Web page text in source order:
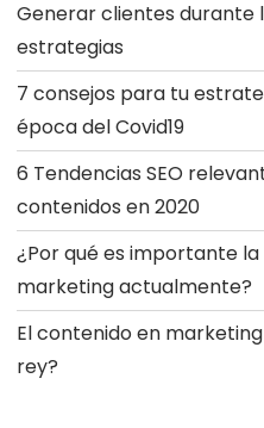
Generar clientes durante
estrategias
7 consejos para tu
época del Covid19
6 Tendencias SEO
contenidos en 2020
¿Por qué es importante
marketing actualmente?
El contenido en
rey?